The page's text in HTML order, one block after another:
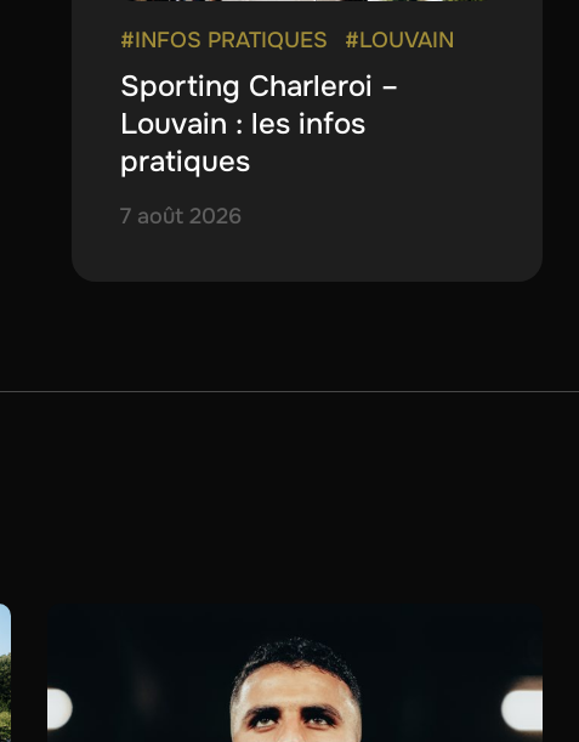
#INFOS PRATIQUES #LOUVAIN
Sporting Charleroi –
Louvain : les infos
pratiques
7 août 2026